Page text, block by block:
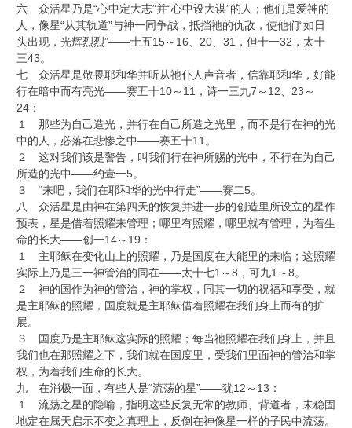
六 众活星乃是“心中定大志”并“心中设大谋”的人；他们是爱神的
人，像星“从其轨道”与神一同争战，抵挡祂的仇敌，使他们“如日
头出现，光辉烈烈”——士五15～16、20、31，但十一32，太十
三43。
七 众活星是敬畏耶和华并听从祂仆人声音者，信靠耶和华，好能
行在暗中而有亮光——赛五十10～11，诗一三九7～12、23～
24：
１ 那些为自己造光，并行在自己所造之光里，而不是行在神的光
中的人，必落在悲惨之中——赛五十11。
２ 这对我们该是警告，叫我们行在神所赐的光中，不行在为自己
所造的光中——约壹一5。
３ “来吧，我们在耶和华的光中行走”——赛二5。
八 众活星是由神在第四天的恢复并进一步的创造里所设立的星作
预表，星是借着照耀来管理；哪里有照耀，哪里就有管理，为着生
命的长大——创一14～19：
１ 主耶稣在变化山上的照耀，乃是国度在大能里的来临；这照耀
实际上乃是三一神管治的同在——太十七1～8，可九1～8。
２ 神的国作为神的管治，神的掌权，同其一切的祝福和享受，就
是主耶稣的照耀，国度就是主耶稣借着照耀在我们身上而有的扩
展。
３ 国度乃是主耶稣这实际的照耀；每当祂照耀在我们身上，并且
我们也在那照耀之下，我们就在国度里，受我们里面神的管治和掌
权，为着我们生命的长大。
九 在消极一面，有些人是“流荡的星”——犹12～13：
１ 流荡之星的隐喻，指明这些反复无常的教师、背道者，未稳固
地定在属天启示不变之真理上，反倒在神像星一样的子民中流荡。